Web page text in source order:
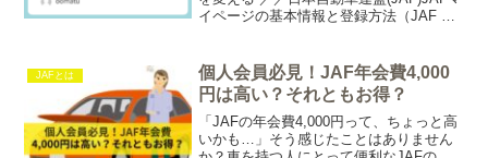
イページの基本情報と登録方法（JAF my
（JAF）の会員向けに提供されて...
JAFとは
個人会員必見！JAF年会費4,000
円は高い？それともお得？
「JAFの年会費4,000円って、ちょっと高
いかも…」そう感じたことはありません